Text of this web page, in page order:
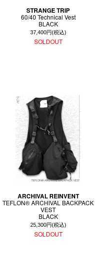
STRANGE TRIP
60/40 Technical Vest
BLACK
37,400円(税込)
SOLDOUT
ARCHIVAL REINVENT
TEFLON® ARCHIVAL BACKPACK
VEST
BLACK
25,300円(税込)
SOLDOUT